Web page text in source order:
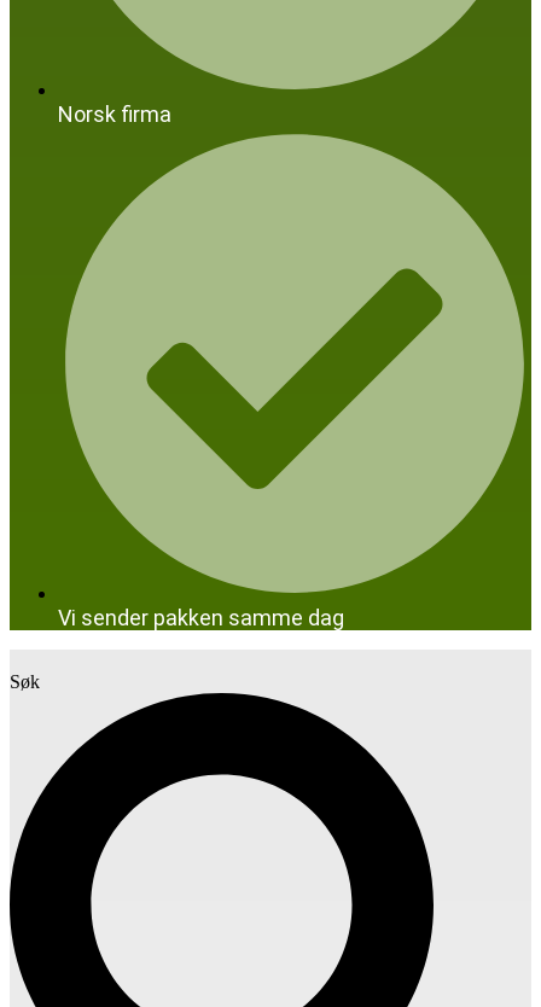
Norsk firma
Vi sender pakken samme dag
Søk